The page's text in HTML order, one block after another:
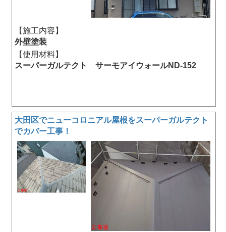
【施工内容】
外壁塗装
【使用材料】
スーパーガルテクト サーモアイウォールND-152
大田区でニューコロニアル屋根をスーパーガルテクト
でカバー工事！